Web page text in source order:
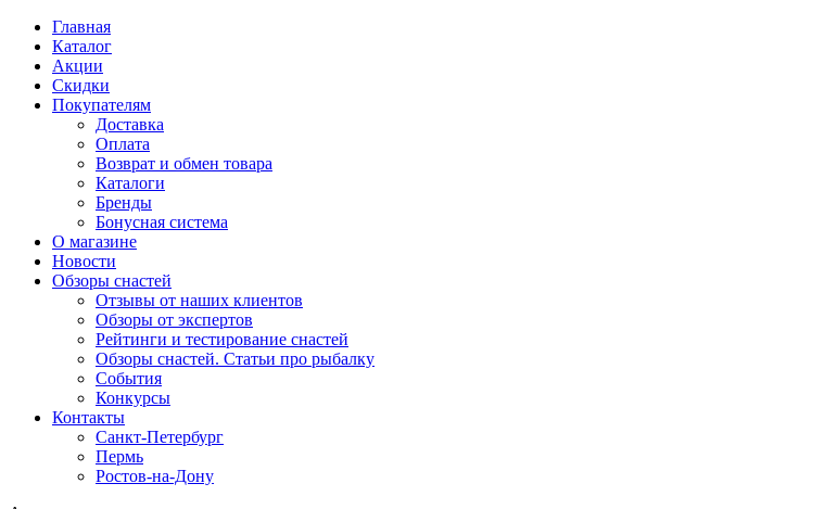
Главная
Каталог
Акции
Скидки
Покупателям
Доставка
Оплата
Возврат и обмен товара
Каталоги
Бренды
Бонусная система
О магазине
Новости
Обзоры снастей
Отзывы от наших клиентов
Обзоры от экспертов
Рейтинги и тестирование снастей
Обзоры снастей. Статьи про рыбалку
События
Конкурсы
Контакты
Санкт-Петербург
Пермь
Ростов-на-Дону